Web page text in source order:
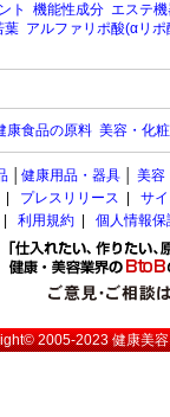
ト 機能性成分 エステ
葉 アルファリポ酸(αリポ
康食品の原料 美容・化
健康用品・器具 美容
プレスリリース
サ
利用規約 個人情報
2005-2023健康美